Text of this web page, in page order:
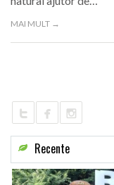
MAI MULT →
Recente